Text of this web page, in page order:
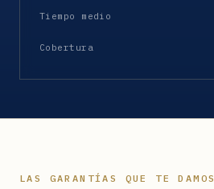
Tiempo medio
Cobertura
LAS GARANTÍAS QUE TE DAMOS